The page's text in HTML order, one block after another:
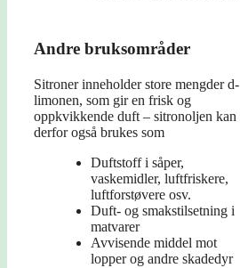
Andre bruksområder
Sitroner inneholder store mengder d-
limonen, som gir en frisk og
oppkvikkende duft – sitronoljen kan
derfor også brukes som
Duftstoff i såper,
vaskemidler, luftfriskere,
luftforstøvere osv.
Duft- og smakstilsetning i
matvarer
Avvisende middel mot
lopper og andre skadedyr